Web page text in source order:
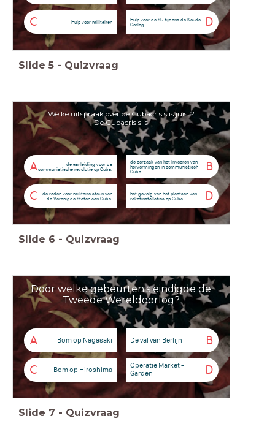
C Hulp voor militairen D
Hulp voor de SU tijdens de Koude
Oorlog.
Slide 5 - Quizvraag
Welke uitspraak over de Cubacrisis is juist?
De Cubacrisis is
A
de aanleiding voor de
communistische revolutie op Cuba.
B
de oorzaak van het invoeren van
hervormingen in communistisch
Cuba.
C
de reden voor militaire steun van
de Verenigde Staten aan Cuba.
D
het gevolg van het plaatsen van
raketinstallaties op Cuba.
Slide 6 - Quizvraag
Door welke gebeurtenis eindigde de
Tweede Wereldoorlog?
A Bom op Nagasaki B
De val van Berlijn
C Bom op Hiroshima D
Operatie Market -
Garden
Slide 7 - Quizvraag